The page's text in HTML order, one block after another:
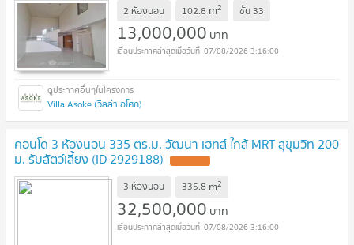
2 ห้องนอน 102.8 m2 ชั้น 33
13,000,000 บาท
07/08/2026 3:16:00
Villa Asoke (วิลล่า อโศก)
คอนโด 3 ห้องนอน 335 ตร.ม. วัฒนา เฮทส์ ใกล้ MRT สุขุมวิท 200
ม. รับสัตว์เลี้ยง (ID 2929188)
3 ห้องนอน 335.8 m2
32,500,000 บาท
07/08/2026 3:16:00